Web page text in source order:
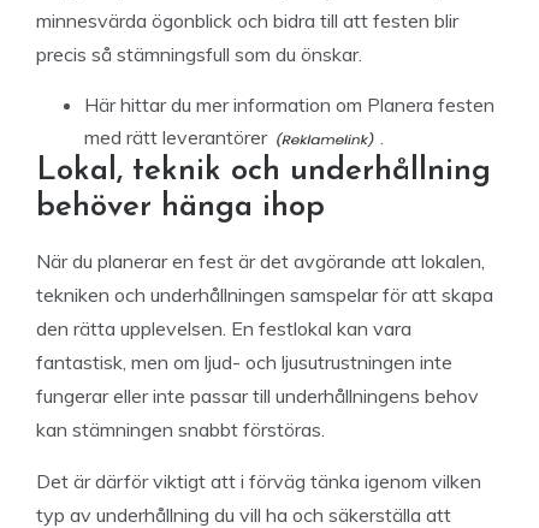
minnesvärda ögonblick och bidra till att festen blir
precis så stämningsfull som du önskar.
Här hittar du merinformation om Planera festen
med rätt leverantörer
.
Lokal, teknik och underhållning
behöver hänga ihop
När du planerar en fest är det avgörande att lokalen,
tekniken och underhållningen samspelar för att skapa
den rätta upplevelsen. En festlokal kan vara
fantastisk, men om ljud- och ljusutrustningen inte
fungerar eller inte passar till underhållningens behov
kan stämningen snabbt förstöras.
Det är därför viktigt att i förväg tänka igenom vilken
typ av underhållning du vill ha och säkerställa att